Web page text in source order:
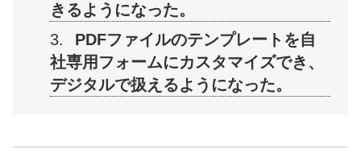
きるようになった。
PDFファイルのテンプレートを自
社専用フォームにカスタマイズでき、
デジタルで扱えるようになった。